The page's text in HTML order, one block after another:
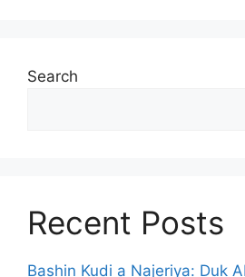
Search
Recent Posts
Bashin Kudi a Najeriya: Duk